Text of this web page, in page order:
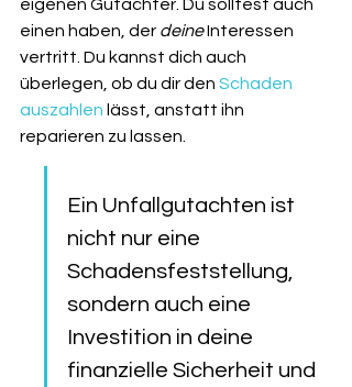
eigenen Gutachter. Du solltest auch
einen haben, der deine Interessen
vertritt. Du kannst dich auch
überlegen, ob du dir den Schaden
auszahlen lässt, anstatt ihn
reparieren zu lassen.
Ein Unfallgutachten ist
nicht nur eine
Schadensfeststellung,
sondern auch eine
Investition in deine
finanzielle Sicherheit und